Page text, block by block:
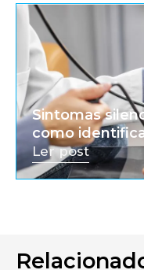
Sintomas
como
Ler post